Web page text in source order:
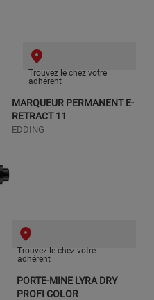
Trouvez le chez votre
adhérent
MARQUEUR PERMANENT E-
RETRACT 11
EDDING
Trouvez le chez votre
adhérent
PORTE-MINE LYRA DRY
PROFI COLOR